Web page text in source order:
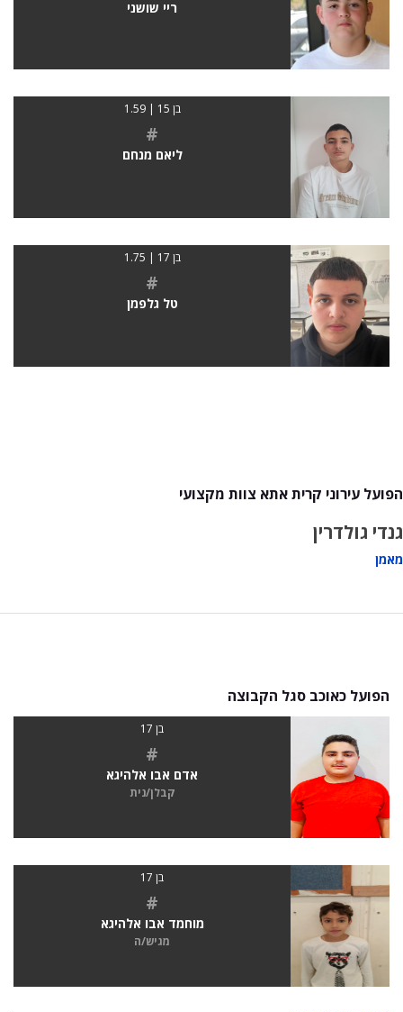
ריי שושני
בן 15 | 1.59
#
ליאם מנחם
בן 17 | 1.75
#
טל גלפמן
הפועל עירוני קרית אתא צוות מקצועי
גנדי גולדרין
מאמן
הפועל כאוכב סגל הקבוצה
בן 17
#
אדם אבו אלהיגא
קבלן/נית
בן 17
#
מוחמד אבו אלהיגא
מגיש/ה